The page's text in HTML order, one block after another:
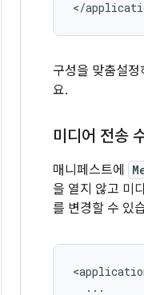
구성을 맞춤설
요.
미디어 전송
매니페스트에
을 열지 않고 미
를 변경할 수 있